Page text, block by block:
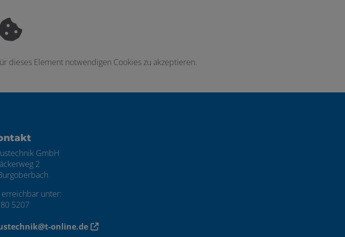
dieses Element notwendigen Cookies zu akzeptieren.
GmbH
2
unter:
5207
online.de